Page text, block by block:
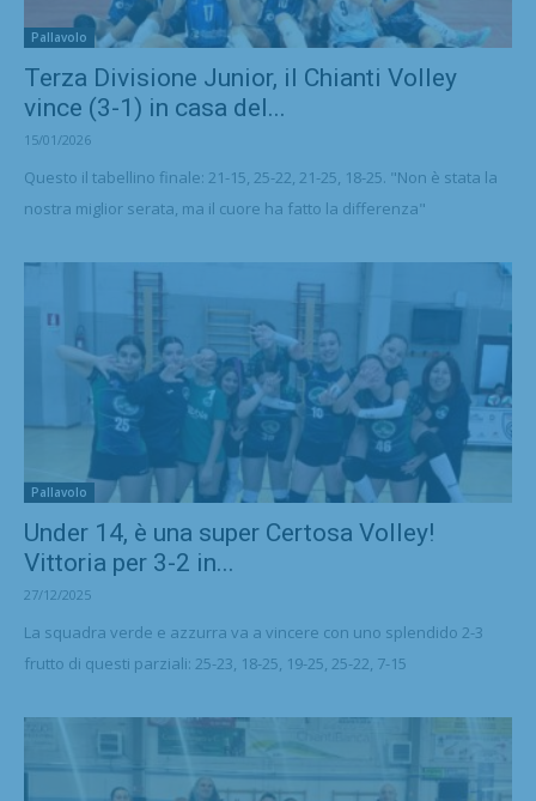
Pallavolo
Terza Divisione Junior, il Chianti Volley
vince (3-1) in casa del...
15/01/2026
Questo il tabellino finale: 21-15, 25-22, 21-25, 18-25. "Non è stata la
nostra miglior serata, ma il cuore ha fatto la differenza"
Pallavolo
Under 14, è una super Certosa Volley!
Vittoria per 3-2 in...
27/12/2025
La squadra verde e azzurra va a vincere con uno splendido 2-3
frutto di questi parziali: 25-23, 18-25, 19-25, 25-22, 7-15